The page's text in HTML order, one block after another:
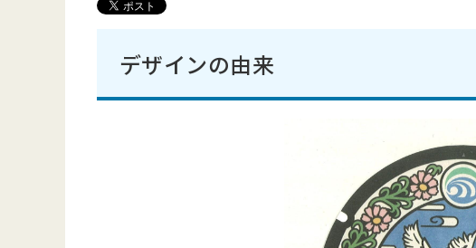
デザインの由来